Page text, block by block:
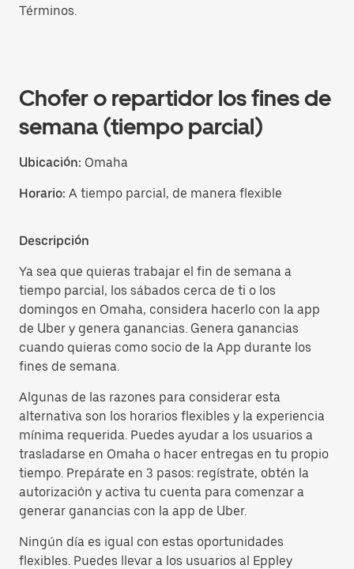
Términos.
Chofer o repartidor los fines de
semana (tiempo parcial)
Ubicación: Omaha
Horario: A tiempo parcial, de manera flexible
Descripción
Ya sea que quieras trabajar el fin de semana a
tiempo parcial, los sábados cerca de ti o los
domingos en Omaha, considera hacerlo con la app
de Uber y genera ganancias. Genera ganancias
cuando quieras como socio de la App durante los
fines de semana.
Algunas de las razones para considerar esta
alternativa son los horarios flexibles y la experiencia
mínima requerida. Puedes ayudar a los usuarios a
trasladarse en Omaha o hacer entregas en tu propio
tiempo. Prepárate en 3 pasos: regístrate, obtén la
autorización y activa tu cuenta para comenzar a
generar ganancias con la app de Uber.
Ningún día es igual con estas oportunidades
flexibles. Puedes llevar a los usuarios al Eppley